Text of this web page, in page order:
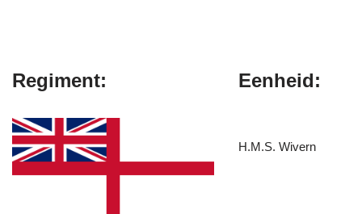
Regiment: Eenheid:
H.M.S. Wivern